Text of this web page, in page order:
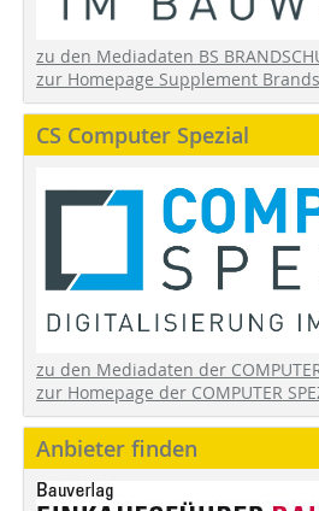
zu den Mediadaten BS
zur Homepage Supplement
CS Computer Spezial
zu den Mediadaten der
zur Homepage der COMPUTER
Anbieter finden